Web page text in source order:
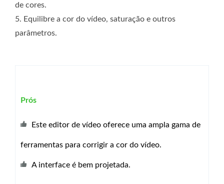
de cores.
5. Equilibre a cor do vídeo, saturação e outros
parâmetros.
Prós
Este editor de vídeo oferece uma ampla gama de
ferramentas para corrigir a cor do vídeo.
A interface é bem projetada.